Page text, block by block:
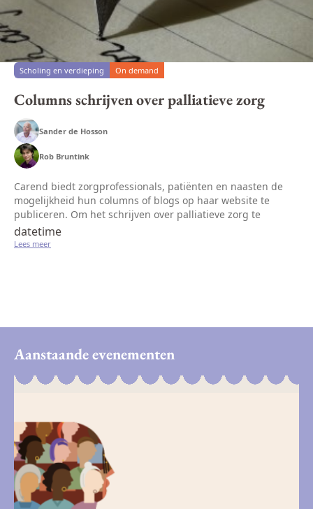
Scholing en verdieping On demand
Columns schrijven over palliatieve zorg
Sander de Hosson
Rob Bruntink
Carend biedt zorgprofessionals, patiënten en naasten de
mogelijkheid hun columns of blogs op haar website te
publiceren. Om het schrijven over palliatieve zorg te
stimuleren, organiseert Carend in samenwerking met
journalist/auteur/blogger...
datetime
Lees meer
Aanstaande evenementen